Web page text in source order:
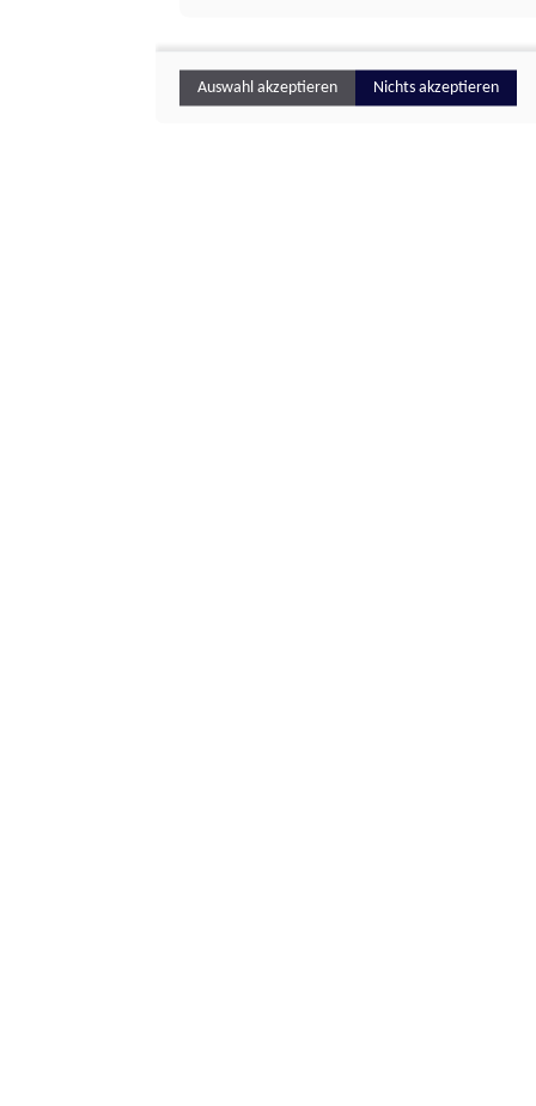
Auswahl akzeptieren Nichts akzeptieren